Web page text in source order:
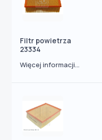
Filtr powietrza
23334
Więcej informacji...